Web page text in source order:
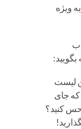
ویژه
لیست
که جای
حس کنید؟